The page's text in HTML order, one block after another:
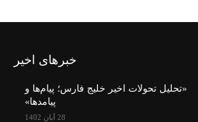
خبرهای اخیر
«تحلیل تحولات اخیر خلیج فارس؛ پیام‌ها و
پیامدها»
28 آبان 1402